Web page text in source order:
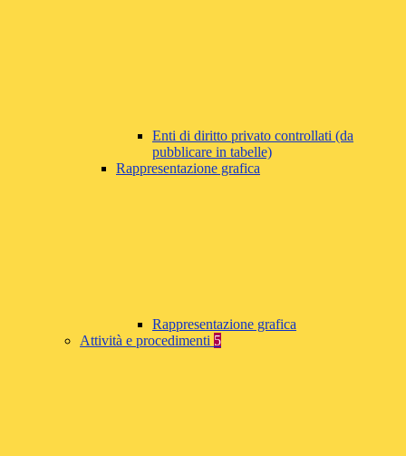
Enti di diritto privato controllati (da
pubblicare in tabelle)
Rappresentazione grafica
Rappresentazione grafica
Attività e procedimenti 5